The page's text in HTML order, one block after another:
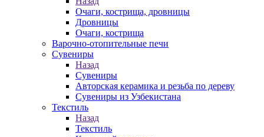
Очаги, кострища, дровницы
Дровницы
Очаги, кострища
Варочно-отопительные печи
Сувениры
Назад
Сувениры
Авторская керамика и резьба по дереву
Сувениры из Узбекистана
Текстиль
Назад
Текстиль